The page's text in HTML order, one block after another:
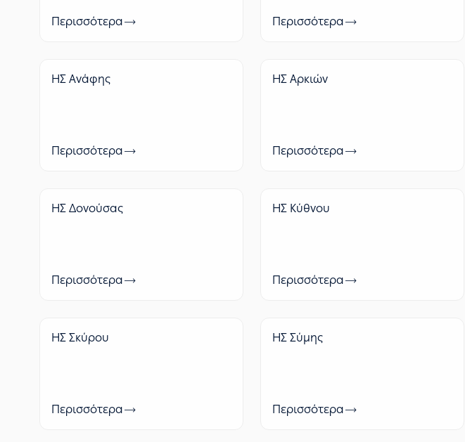
Περισσότερα Περισσότερα
ΗΣ Ανάφης
Περισσότερα
ΗΣ Αρκιών
Περισσότερα
ΗΣ Δονούσας
Περισσότερα
ΗΣ Κύθνου
Περισσότερα
ΗΣ Σκύρου
Περισσότερα
ΗΣ Σύμης
Περισσότερα